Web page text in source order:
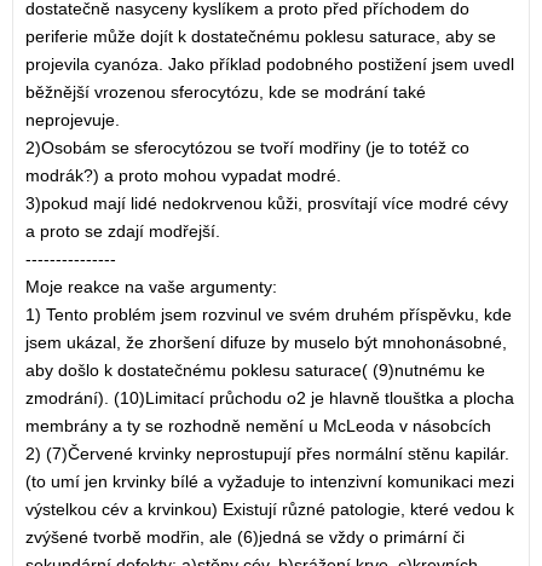
dostatečně nasyceny kyslíkem a proto před příchodem do
periferie může dojít k dostatečnému poklesu saturace, aby se
projevila cyanóza. Jako příklad podobného postižení jsem uvedl
běžnější vrozenou sferocytózu, kde se modrání také
neprojevuje.
2)Osobám se sferocytózou se tvoří modřiny (je to totéž co
modrák?) a proto mohou vypadat modré.
3)pokud mají lidé nedokrvenou kůži, prosvítají více modré cévy
a proto se zdají modřejší.
---------------
Moje reakce na vaše argumenty:
1) Tento problém jsem rozvinul ve svém druhém příspěvku, kde
jsem ukázal, že zhoršení difuze by muselo být mnohonásobné,
aby došlo k dostatečnému poklesu saturace( (9)nutnému ke
zmodrání). (10)Limitací průchodu o2 je hlavně tlouštka a plocha
membrány a ty se rozhodně nemění u McLeoda v násobcích
2) (7)Červené krvinky neprostupují přes normální stěnu kapilár.
(to umí jen krvinky bílé a vyžaduje to intenzivní komunikaci mezi
výstelkou cév a krvinkou) Existují různé patologie, které vedou k
zvýšené tvorbě modřin, ale (6)jedná se vždy o primární či